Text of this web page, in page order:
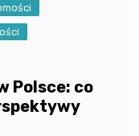
Polsce: co